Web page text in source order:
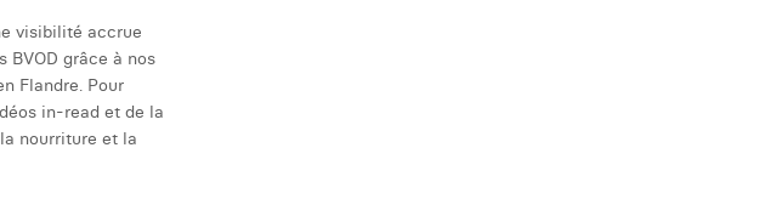
visibilité accrue
grâce à nos
Flandre. Pour
in-read et de la
nourriture et la